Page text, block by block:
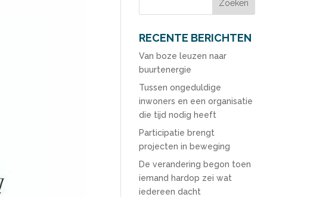
RECENTE BERICHTEN
Van boze leuzen naar
buurtenergie
Tussen ongeduldige
inwoners en een organisatie
die tijd nodig heeft
Participatie brengt
projecten in beweging
De verandering begon toen
iemand hardop zei wat
iedereen dacht